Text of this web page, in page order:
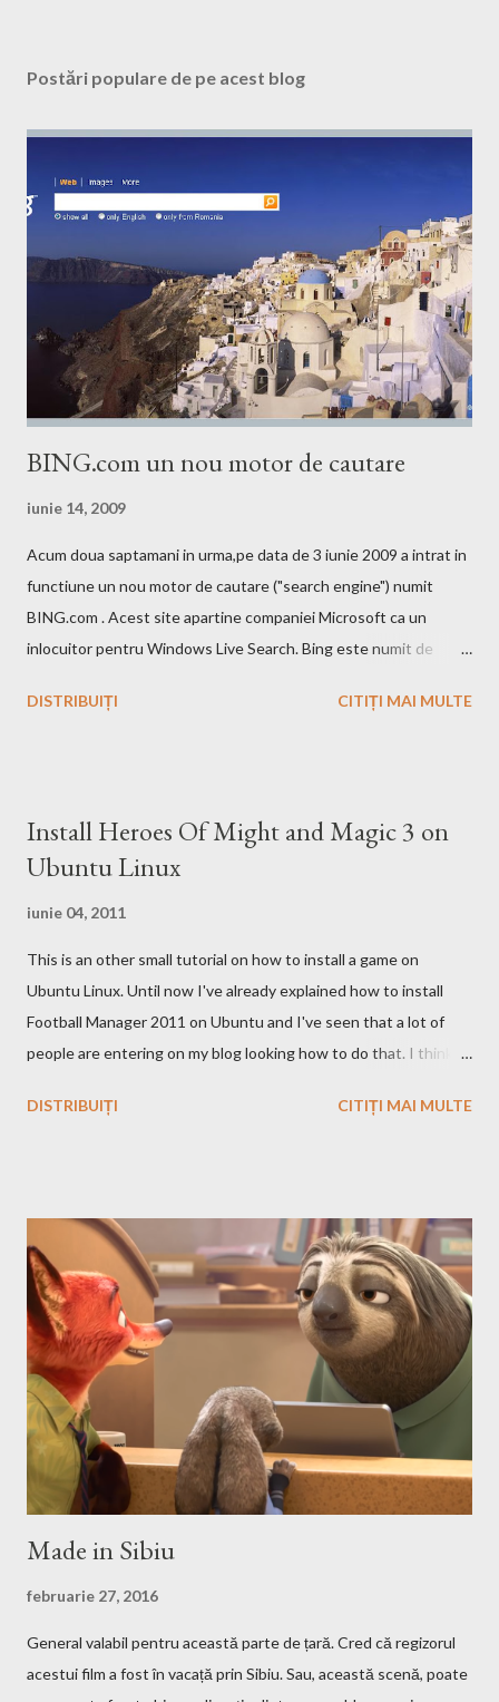
Postări populare de pe acest blog
BING.com un nou motor de cautare
iunie 14, 2009
Acum doua saptamani in urma,pe data de 3 iunie 2009 a intrat in
functiune un nou motor de cautare ("search engine") numit
BING.com . Acest site apartine companiei Microsoft ca un
inlocuitor pentru Windows Live Search. Bing este numit de
Bing da si un mic exemplu cum poti sa castigi bani de pe urma
care face acest lucru. Ramane la decizia voastra ce motor de
cautare sa folositi!
DISTRIBUIȚI CITIȚI MAI MULTE
Install Heroes Of Might and Magic 3 on
Ubuntu Linux
iunie 04, 2011
This is an other small tutorial on how to install a game on
Ubuntu Linux. Until now I've already explained how to install
Football Manager 2011 on Ubuntu and I've seen that a lot of
people are entering on my blog looking how to do that. I think
the story and the game play is calling you to play it also in Linux,
definitively sure that you'll find a site from which to download
the game files ;). Installation After downloading the game you
have to install it. If the *.iso file is compressed in a *.bz2 file you
have to uncompressed it. After that write in the Terminal this,
after you go with cd command in the folder where the iso file is:
sudo mount -t iso9660 -o loop HMM3-Linux.iso /mnt/fakecd ...
DISTRIBUIȚI CITIȚI MAI MULTE
Made in Sibiu
februarie 27, 2016
General valabil pentru această parte de țară. Cred că regizorul
acestui film a fost în vacață prin Sibiu. Sau, această scenă, poate